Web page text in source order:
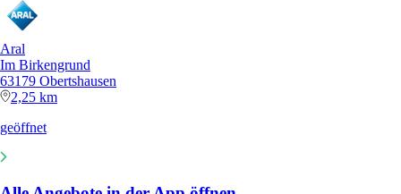
Aral
Im Birkengrund
63179 Obertshausen
2,25 km
geöffnet